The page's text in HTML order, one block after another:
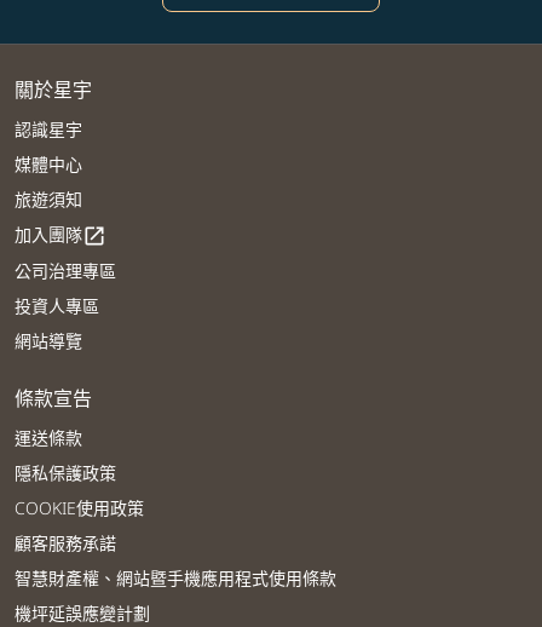
關於星宇
認識星宇
媒體中心
旅遊須知
加入團隊open_in_new
公司治理專區
投資人專區
網站導覽
條款宣告
運送條款
隱私保護政策
COOKIE使用政策
顧客服務承諾
智慧財產權、網站暨手機應用程式使用條款
機坪延誤應變計劃